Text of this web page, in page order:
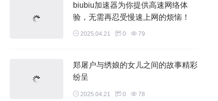
biubiu加速器为你提供高速网络体
验，无需再忍受慢速上网的烦恼！
2025.04.21 0 79
郑屠户与绣娘的女儿之间的故事精彩
纷呈
2025.04.21 0 78